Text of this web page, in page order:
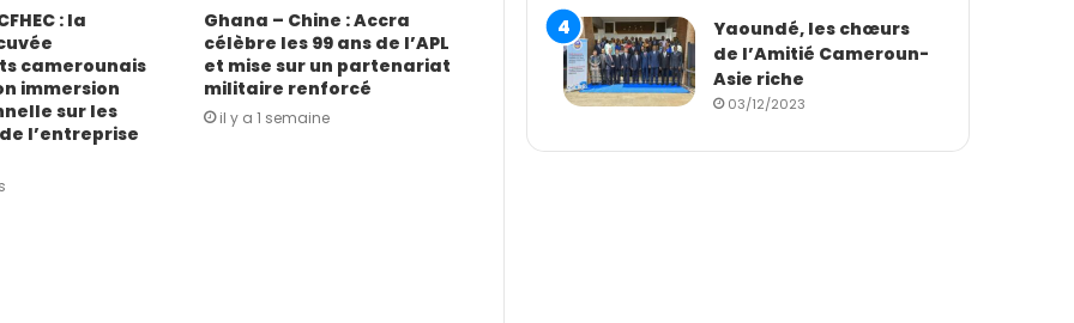
: la
camerounais
immersion
sur les
l’entreprise
Ghana – Chine : Accra
célèbre les 99 ans de l’APL
et mise sur un partenariat
militaire renforcé
il y a 1 semaine
Yaoundé, les chœurs
de l’Amitié Cameroun-
Asie riche
03/12/2023